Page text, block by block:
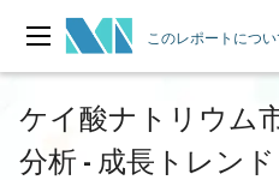
このレポートについ
ケイ酸ナトリウム
分析 - 成長トレン